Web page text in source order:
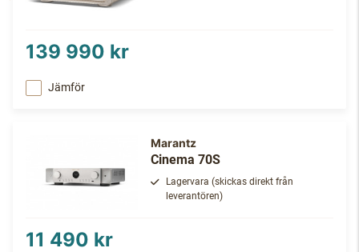
139 990 kr
Jämför
Marantz
Cinema 70S
Lagervara (skickas direkt från
leverantören)
11 490 kr